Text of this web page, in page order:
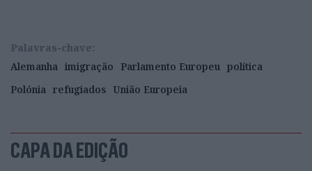
Palavras-chave:
Alemanha imigração Parlamento Europeu política
Polónia refugiados União Europeia
CAPA DA EDIÇÃO